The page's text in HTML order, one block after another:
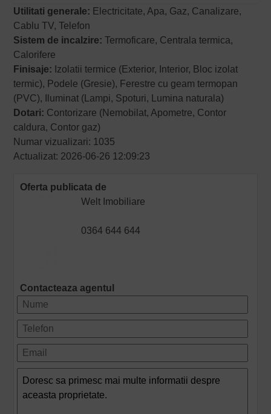
Utilitati generale: Electricitate, Apa, Gaz, Canalizare,
Cablu TV, Telefon
Sistem de incalzire: Termoficare, Centrala termica,
Calorifere
Finisaje: Izolatii termice (Exterior, Interior, Bloc izolat
termic), Podele (Gresie), Ferestre cu geam termopan
(PVC), Iluminat (Lampi, Spoturi, Lumina naturala)
Dotari: Contorizare (Nemobilat, Apometre, Contor
caldura, Contor gaz)
Numar vizualizari: 1035
Actualizat: 2026-06-26 12:09:23
Oferta publicata de
Welt Imobiliare
0364 644 644
Contacteaza agentul